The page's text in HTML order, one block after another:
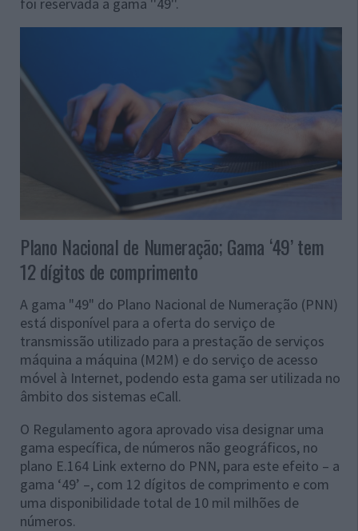
Plano Nacional de Numeração; Gama ‘49’ tem
12 dígitos de comprimento
A gama "49" do Plano Nacional de Numeração (PNN)
está disponível para a oferta do serviço de
transmissão utilizado para a prestação de serviços
máquina a máquina (M2M) e do serviço de acesso
móvel à Internet, podendo esta gama ser utilizada no
âmbito dos sistemas eCall.
O Regulamento agora aprovado visa designar uma
gama específica, de números não geográficos, no
plano E.164 Link externo do PNN, para este efeito – a
gama ‘49’ –, com 12 dígitos de comprimento e com
uma disponibilidade total de 10 mil milhões de
números.